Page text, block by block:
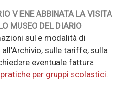
VIENE ABBINATA LA VISITA
MUSEO DEL DIARIO
sulle modalità di
sulle tariffe, sulla
eventuale fattura
per gruppi scolastici.